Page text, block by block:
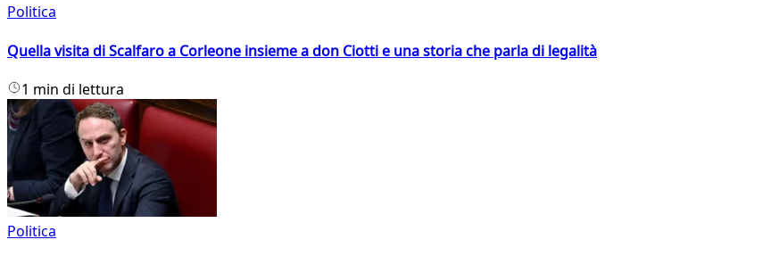
Politica
Quella visita di Scalfaro a Corleone insieme a don Ciotti e una storia che parla di legalità
1 min di lettura
Politica